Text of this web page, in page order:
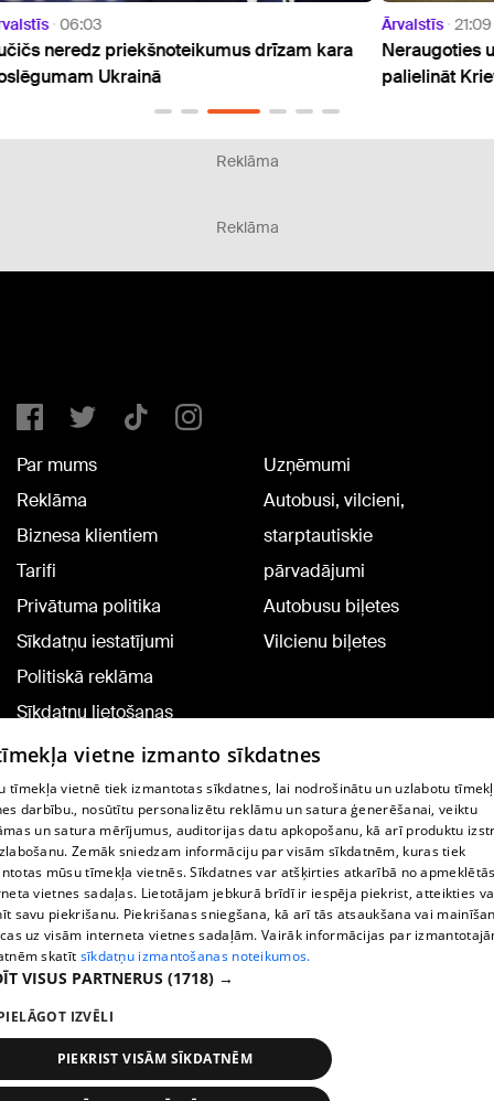
Ārvalstīs
Neraugoties uz plāniem atteikties, ES turpina
palielināt Krievijas gāzes importu
liek
Reklāma
Reklāma
Par mums
Reklāma
Biznesa klientiem
Tarifi
Privātuma politika
Sīkdatņu iestatījumi
Politiskā reklāma
Sīkdatņu lietošanas
noteikumi
Komentāru pievienošana
Uzņēmumi
Autobusi, vilcieni,
starptautiskie
pārvadājumi
Autobusu biļetes
Vilcienu biļetes
TV programma
Līguma noteikumi
360 Ziņu kontakti
Helio Media
Portāla palīdzības dienests: e-pasts -
All rights reserved.
vietne izmanto sīkdatnes
tīmekļa vietnē tiek izmantotas sīkdatnes, lai nodrošinātu un uzlabotu
darbību., nosūtītu personalizētu reklāmu un satura ģenerēšanai, veiktu
un satura mērījumus, auditorijas datu apkopošanu, kā arī produktu
Zemāk sniedzam informāciju par visām sīkdatnēm, kuras tiek
mūsu tīmekļa vietnēs. Sīkdatnes var atšķirties atkarībā no
vietnes sadaļas. Lietotājam jebkurā brīdī ir iespēja piekrist, atteikties
savu piekrišanu. Piekrišanas sniegšana, kā arī tās atsaukšana vai
uz visām interneta vietnes sadaļām. Vairāk informācijas par
skatīt sīkdatņu izmantošanas noteikumos.
VISUS PARTNERUS (1718) →
IZVĒLI
PIEKRIST VISĀM SĪKDATNĒM